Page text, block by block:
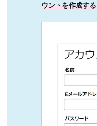
ウントを作成す